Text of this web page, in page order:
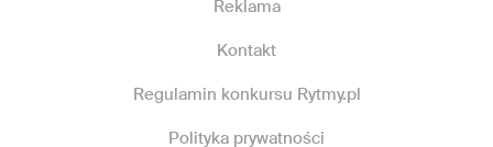
Reklama
Kontakt
Regulamin konkursu Rytmy.pl
Polityka prywatności